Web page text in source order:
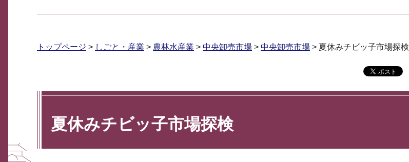
トップページ > しごと・産業 > 農林水産業 > 中央卸売市場 > 中央卸売市場 > 夏休みチビッ子市場探検
夏休みチビッ子市場探検